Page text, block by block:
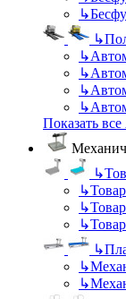
↳
↳
↳
↳
↳
↳
Показать
↳
↳
↳
↳
↳
↳
↳